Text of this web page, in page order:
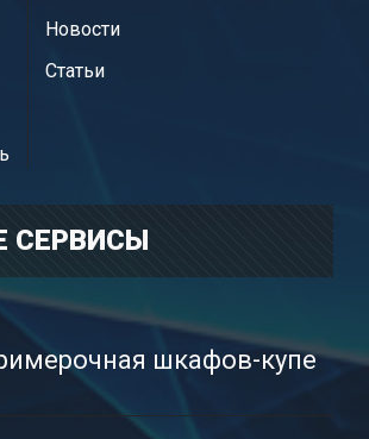
Новости
Статьи
CЕРВИСЫ
шкафов-купе